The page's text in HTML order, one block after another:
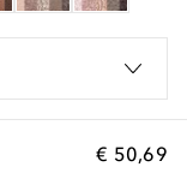
€ 50,69